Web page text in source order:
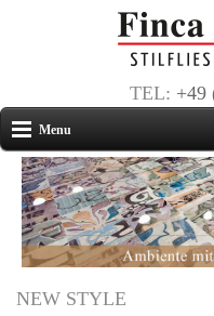
TEL: +49
Menu
NEW STYLE